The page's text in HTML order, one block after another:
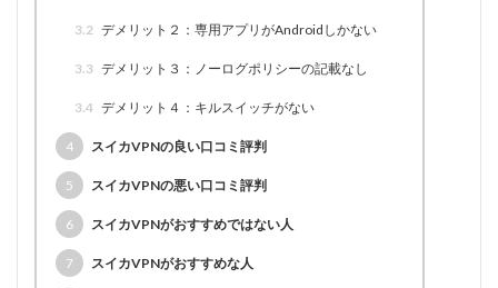
3.2 デメリット２：専用アプリがAndroidしかない
3.3 デメリット３：ノーログポリシーの記載なし
3.4 デメリット４：キルスイッチがない
4 スイカVPNの良い口コミ評判
5 スイカVPNの悪い口コミ評判
6 スイカVPNがおすすめではない人
7 スイカVPNがおすすめな人